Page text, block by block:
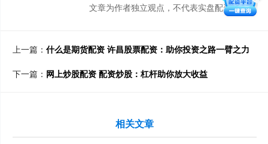
文章为作者独立观点，不代表实盘配资网观点
上一篇： 什么是期货配资 许昌股票配资：助你投资之路一臂之力
下一篇： 网上炒股配资 配资炒股：杠杆助你放大收益
相关文章